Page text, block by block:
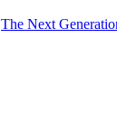
The Next